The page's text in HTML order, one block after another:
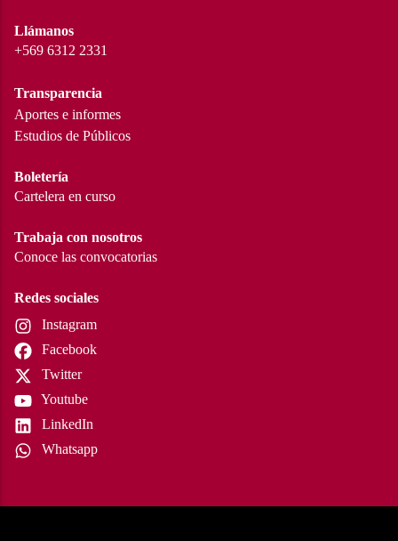
Llámanos
+569 6312 2331
Transparencia
Aportes e informes
Estudios de Públicos
Boletería
Cartelera en curso
Trabaja con nosotros
Conoce las convocatorias
Redes sociales
Instagram
Facebook
Twitter
Youtube
LinkedIn
Whatsapp